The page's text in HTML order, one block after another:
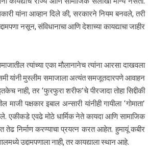
यांना आव्हान दिले की, सरकारने नियम बनवले, तरी
नसून, संविधानाचा आणि देशाच्या कायद्याचा जाहीर
त्यांच्या एका मौलानानेच त्यांना आरसा दाखवला
यांनी मुस्लीम समाजाला अत्यंत समजूतदारपणे आवाहन
नाही, तर ‘फुरफुरा शरीफ’चे पीरजादा तोहा सिद्दीकी
पक्षकार इबाल अन्सारी यांनीही गायीला ‘गोमाता’
एकीकडे एवढे मोठे धार्मिक नेते कायदा आणि सामाजिक
तेढ निर्माण करण्याचा प्रयत्न करत आहेत. हुमायूं कबीर
उद्दामपणाला नाही, तर कायद्याला स्थान आहे.